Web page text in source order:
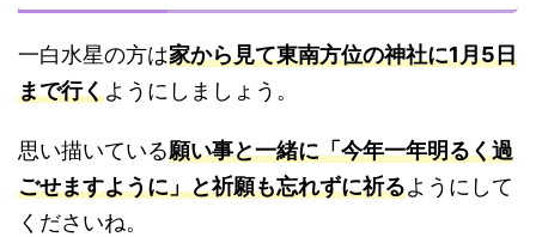
一白水星の方は家から見て東南方位の神社に1月5日
まで行くようにしましょう。
思い描いている願い事と一緒に「今年一年明るく過
ごせますように」と祈願も忘れずに祈るようにして
くださいね。